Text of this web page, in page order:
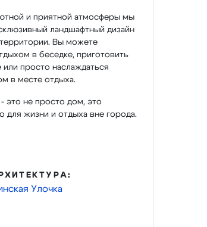
и приятной атмосферы мы
ландшафтный дизайн
Вы можете
в беседке, приготовить
или просто наслаждаться
в месте отдыха.
это не просто дом, это
для жизни и отдыха вне города.
Улочка